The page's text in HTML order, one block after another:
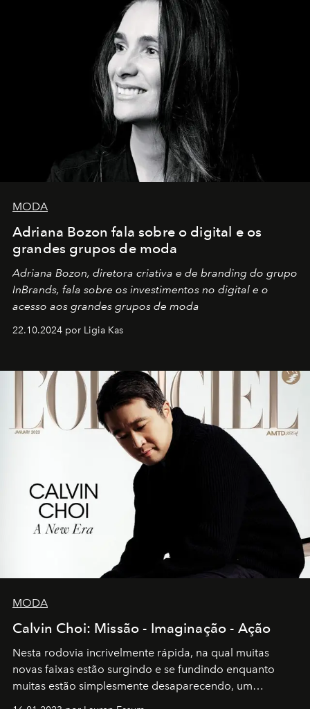
MODA
Adriana Bozon fala sobre o digital e os
grandes grupos de moda
Adriana Bozon, diretora criativa e de branding do grupo
InBrands, fala sobre os investimentos no digital e o
acesso aos grandes grupos de moda
22.10.2024 por Ligia Kas
MODA
Calvin Choi: Missão - Imaginação - Ação
Nesta rodovia incrivelmente rápida, na qual muitas
novas faixas estão surgindo e se fundindo enquanto
muitas estão simplesmente desaparecendo, um